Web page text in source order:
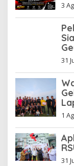
3
31
1
31